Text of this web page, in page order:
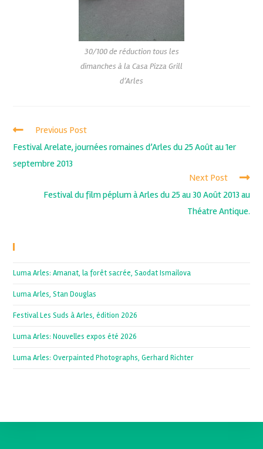
30/100 de réduction tous les
dimanches à la Casa Pizza Grill
d’Arles
Previous Post
Festival Arelate, journées romaines d’Arles du 25 Août au 1er
septembre 2013
Next Post
Festival du film péplum à Arles du 25 au 30 Août 2013 au
Théatre Antique.
Luma Arles: Amanat, la forêt sacrée, Saodat Ismailova
Luma Arles, Stan Douglas
Festival Les Suds à Arles, édition 2026
Luma Arles: Nouvelles expos été 2026
Luma Arles: Overpainted Photographs, Gerhard Richter